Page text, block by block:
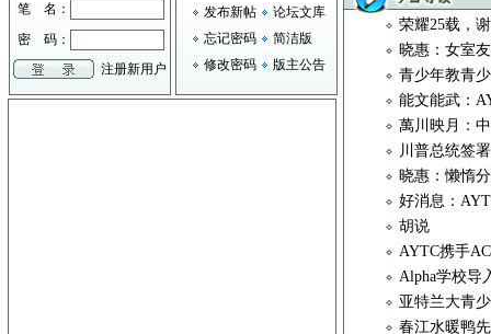
笔 名：
密 码：
注册新用户
发布新帖
论坛文库
忘记密码
简洁版
修改密码
版主公告
荣耀25载，
晓惠：女室友
青少年教青
能文能武：
萬川映月：
川普总统签
晓惠：懒惰
好消息：
胡说
AYTC携手
Alpha学校导
亚特兰大青
春江水暖鸭